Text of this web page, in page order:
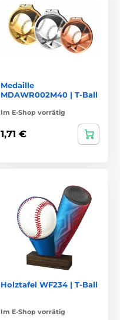
Medaille
MDAWR002M40 | T-Ball
Im E-Shop vorrätig
1,71 €
Holztafel WF234 | T-Ball
Im E-Shop vorrätig